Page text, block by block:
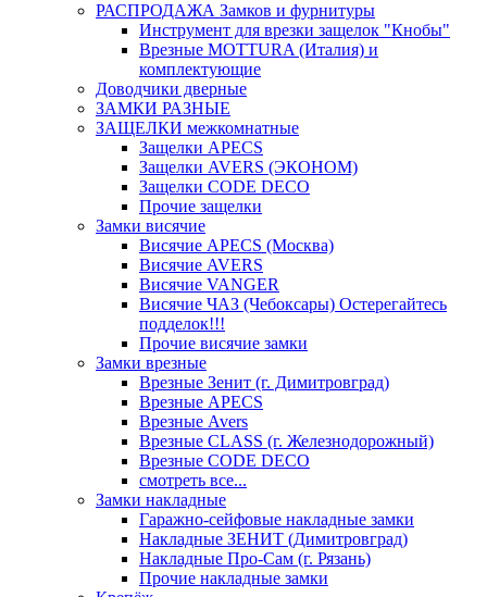
РАСПРОДАЖА Замков и фурнитуры
Инструмент для врезки защелок "Кнобы"
Врезные MOTTURA (Италия) и
комплектующие
Доводчики дверные
ЗАМКИ РАЗНЫЕ
ЗАЩЕЛКИ межкомнатные
Защелки APECS
Защелки AVERS (ЭКОНОМ)
Защелки CODE DECO
Прочие защелки
Замки висячие
Висячие APECS (Москва)
Висячие AVERS
Висячие VANGER
Висячие ЧАЗ (Чебоксары) Остерегайтесь
подделок!!!
Прочие висячие замки
Замки врезные
Врезные Зенит (г. Димитровград)
Врезные APECS
Врезные Avers
Врезные CLASS (г. Железнодорожный)
Врезные CODE DECO
смотреть все...
Замки накладные
Гаражно-сейфовые накладные замки
Накладные ЗЕНИТ (Димитровград)
Накладные Про-Сам (г. Рязань)
Прочие накладные замки